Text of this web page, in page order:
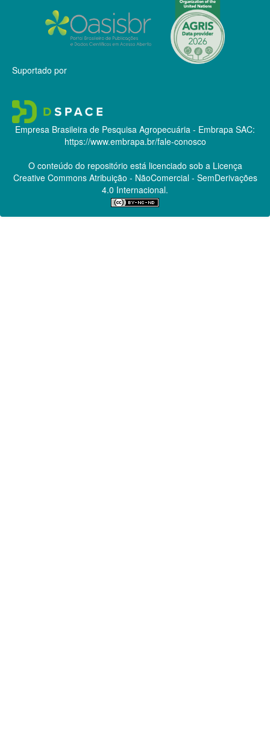
Suportado por
Empresa Brasileira de Pesquisa Agropecuária - Embrapa SAC:
https://www.embrapa.br/fale-conosco
O conteúdo do repositório está licenciado sob a Licença
Creative CommonsAtribuição - NãoComercial - SemDerivações
4.0 Internacional.